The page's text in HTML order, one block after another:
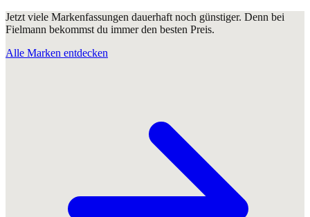
Jetzt viele Markenfassungen dauerhaft noch günstiger. Denn bei
Fielmann bekommst du immer den besten Preis.
Alle Marken entdecken